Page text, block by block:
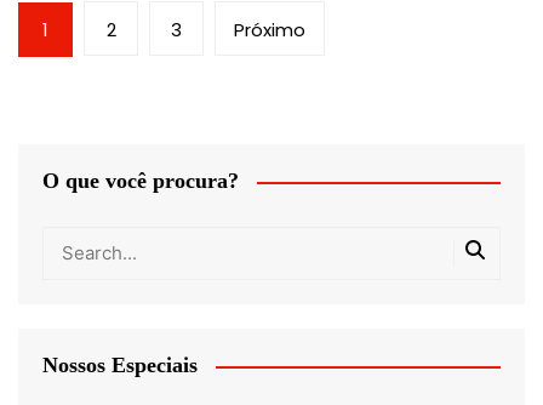
Paginação
de
1 2 3 Próximo
O que você procura?
Nossos Especiais